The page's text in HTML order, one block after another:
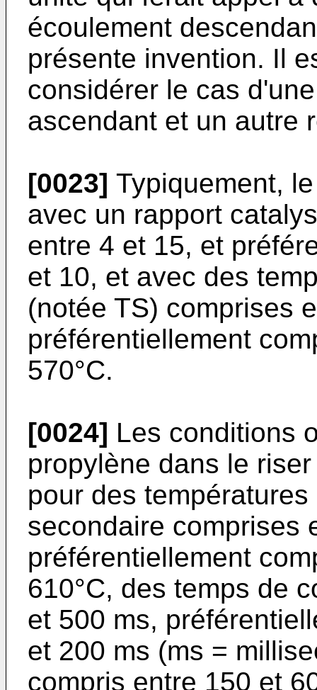
écoulement
présente invention. Il
considérer le cas
ascendant et un autre
[0023] Typiquement,
avec un rapport
entre 4 et 15, et
et 10, et avec des
(notée TS) comprises
préférentiellement
570°C.
[0024] Les conditions
propylène dans le
pour des
secondaire comprises
préférentiellement
610°C, des temps de
et 500 ms,
et 200 ms (ms =
compris entre 150 et